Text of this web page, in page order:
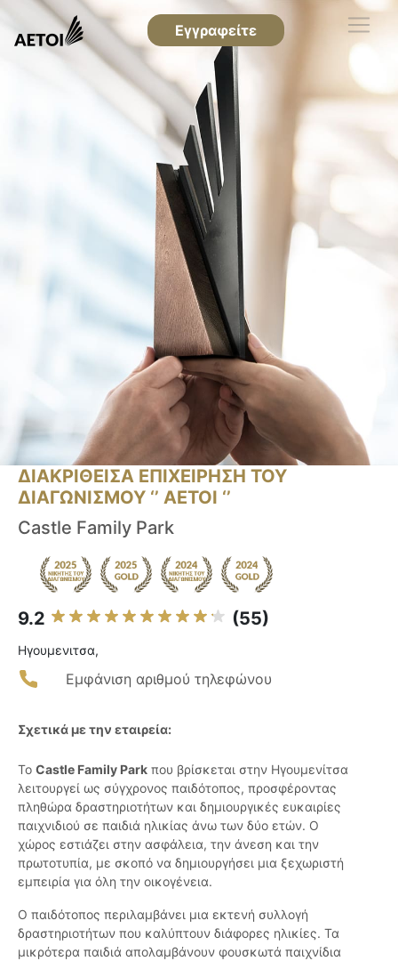
Εγγραφείτε
ΔΙΑΚΡΙΘΕΙΣΑ ΕΠΙΧΕΙΡΗΣΗ ΤΟΥ
ΔΙΑΓΩΝΙΣΜΟΥ ‘’ ΑΕΤΟΙ ‘’
Castle Family Park
9.2 (55)
Ηγουμενιτσα,
Εμφάνιση αριθμού τηλεφώνου
Σχετικά με την εταιρεία:
Το Castle Family Park που βρίσκεται στην Ηγουμενίτσα
λειτουργεί ως σύγχρονος παιδότοπος, προσφέροντας
πληθώρα δραστηριοτήτων και δημιουργικές ευκαιρίες
παιχνιδιού σε παιδιά ηλικίας άνω των δύο ετών. Ο
χώρος εστιάζει στην ασφάλεια, την άνεση και την
πρωτοτυπία, με σκοπό να δημιουργήσει μια ξεχωριστή
εμπειρία για όλη την οικογένεια.
Ο παιδότοπος περιλαμβάνει μια εκτενή συλλογή
δραστηριοτήτων που καλύπτουν διάφορες ηλικίες. Τα
μικρότερα παιδιά απολαμβάνουν φουσκωτά παιχνίδια